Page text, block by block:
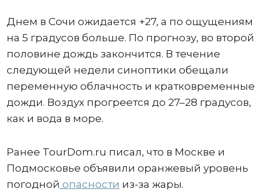
Днем в Сочи ожидается +27, а по ощущениям
на 5 градусов больше. По прогнозу, во второй
половине дождь закончится. В течение
следующей недели синоптики обещали
переменную облачность и кратковременные
дожди. Воздух прогреется до 27–28 градусов,
как и вода в море.
Ранее TourDom.ru писал, что в Москве и
Подмосковье объявили оранжевый уровень
погодной опасности из-за жары.